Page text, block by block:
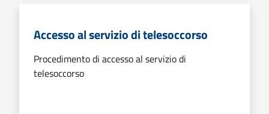
Accesso al servizio di telesoccorso
Procedimento di accesso al servizio di
telesoccorso